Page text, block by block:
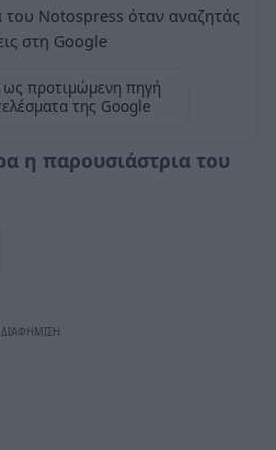
Notospress όταν αναζητάς
στη Google
προτιμώμενη πηγή
της Google
η παρουσιάστρια του